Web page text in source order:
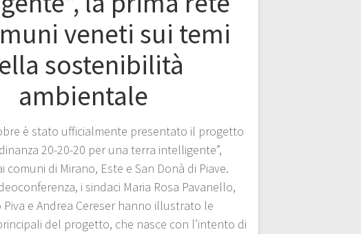
veneti sui temi
sostenibilità
ambientale
è stato ufficialmente presentato il progetto
20-20-20 per una terra intelligente”,
comuni di Mirano, Este e San Donà di Piave.
i sindaci Maria Rosa Pavanello,
Piva e Andrea Cereser hanno illustrato le
del progetto, che nasce con l’intento di